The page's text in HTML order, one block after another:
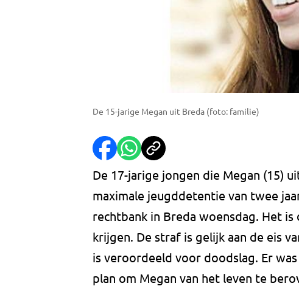
De 15-jarige Megan uit Breda (foto: familie)
De 17-jarige jongen die Megan (15)
maximale jeugddetentie van twee
rechtbank in Breda woensdag. Het
krijgen. De straf is gelijk aan de eis
is veroordeeld voor doodslag. Er
plan om Megan van het leven te